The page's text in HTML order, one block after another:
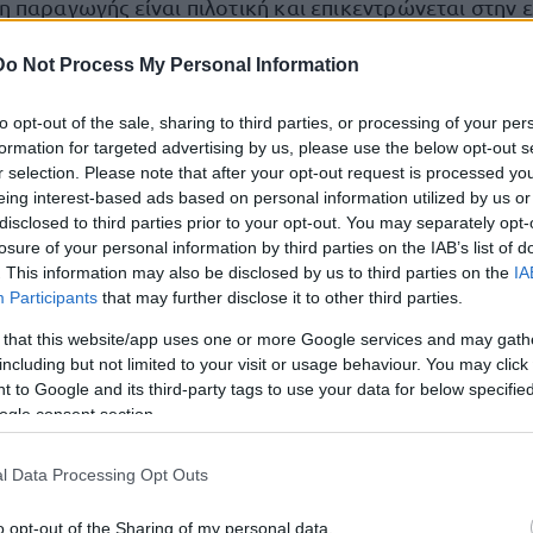
Not Process My Personal Information
opt-out of the sale, sharing to third parties, or processing of your
for targeted advertising by us, please use the below opt-out
selection. Please note that after your opt-out request is processed
interest-based ads based on personal information utilized by us
to third parties prior to your opt-out. You may separately
of your personal information by third parties on the IAB’s list of
This information may also be disclosed by us to third parties on the
Participants that may further disclose it to other third parties.
that this website/app uses one or more Google services and may
but not limited to your visit or usage behaviour. You may
to Google and its third-party tags to use your data for below
consent section.
Data Processing Opt Outs
opt-out of the Sharing of my personal data.
είναι πιλοτική και επικεντρώνεται στην
δοκιμές εξοπλισμού και στην παραγωγή
για την πιστοποίηση της πτητικής ικανότητας. Αυτή
ηAridge της Xpengθέτει τα θεμέλια για την
εισάγοντας νέα πρότυπα στην
σε παγκόσμιο επίπεδο.
embed/2846255
Αγγλικών σε μόνο 2 ημέρες στα χέρια